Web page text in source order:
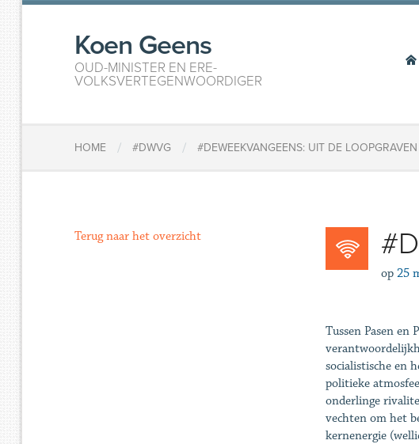
Koen Geens
OUD-MINISTER EN ERE-
VOLKSVERTEGENWOORDIGER
HOME / #DWVG / #DEWEEKVANGEENS: UIT DE LOOPGRAVEN
op 25
Tussen Pasen
socialistische en
politieke
onderlinge
vechten om het
kernenergie
Terug naar het overzicht